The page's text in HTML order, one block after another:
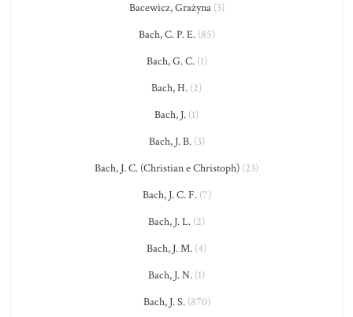
Bacewicz, Grażyna(3)
Bach, C. P. E.(85)
Bach, G. C.(1)
Bach, H. (2)
Bach, J. (1)
Bach, J. B.(3)
Bach, J. C. (Christian e Christoph) (23)
Bach, J. C. F.(7)
Bach, J. L. (2)
Bach, J. M. (4)
Bach, J. N. (1)
Bach, J. S.(870)